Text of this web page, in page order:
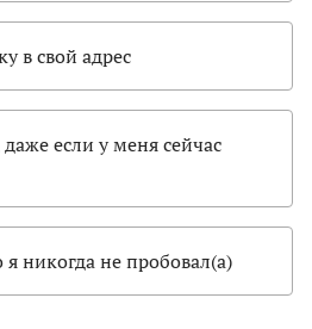
в свой адрес
если у меня сейчас
никогда не пробовал(а)